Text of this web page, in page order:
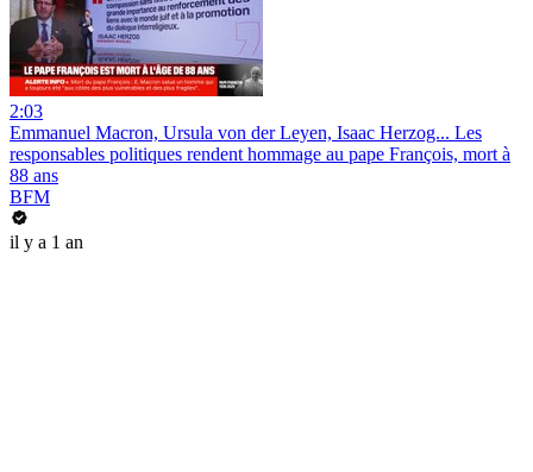
2:03
Emmanuel Macron, Ursula von der Leyen, Isaac Herzog... Les
responsables politiques rendent hommage au pape François, mort à
88 ans
BFM
il y a 1 an